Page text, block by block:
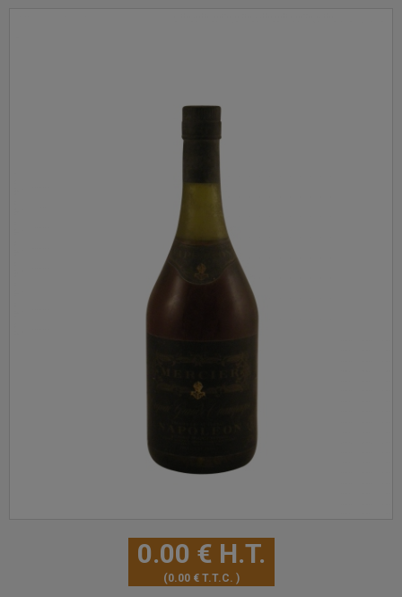
0.00 € H.T.
0.00€ T.T.C.